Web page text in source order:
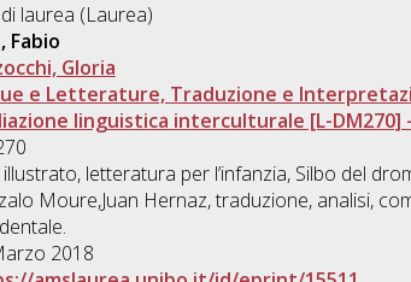
laurea (Laurea)
Fabio
Gloria
e Letterature, Traduzione e
linguistica interculturale [L-DM270]
letteratura per l’infanzia, Silbo del
Moure,Juan Hernaz, traduzione, analisi,
2018